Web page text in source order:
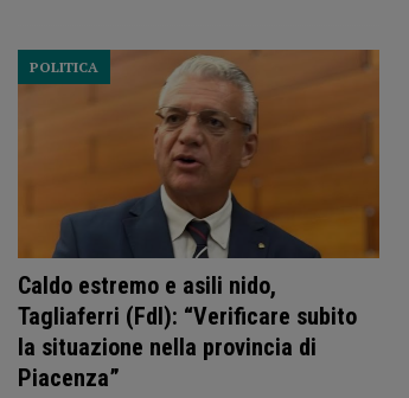
Caldo estremo e asili nido,
Tagliaferri (FdI): “Verificare subito
la situazione nella provincia di
Piacenza”
POLITICA